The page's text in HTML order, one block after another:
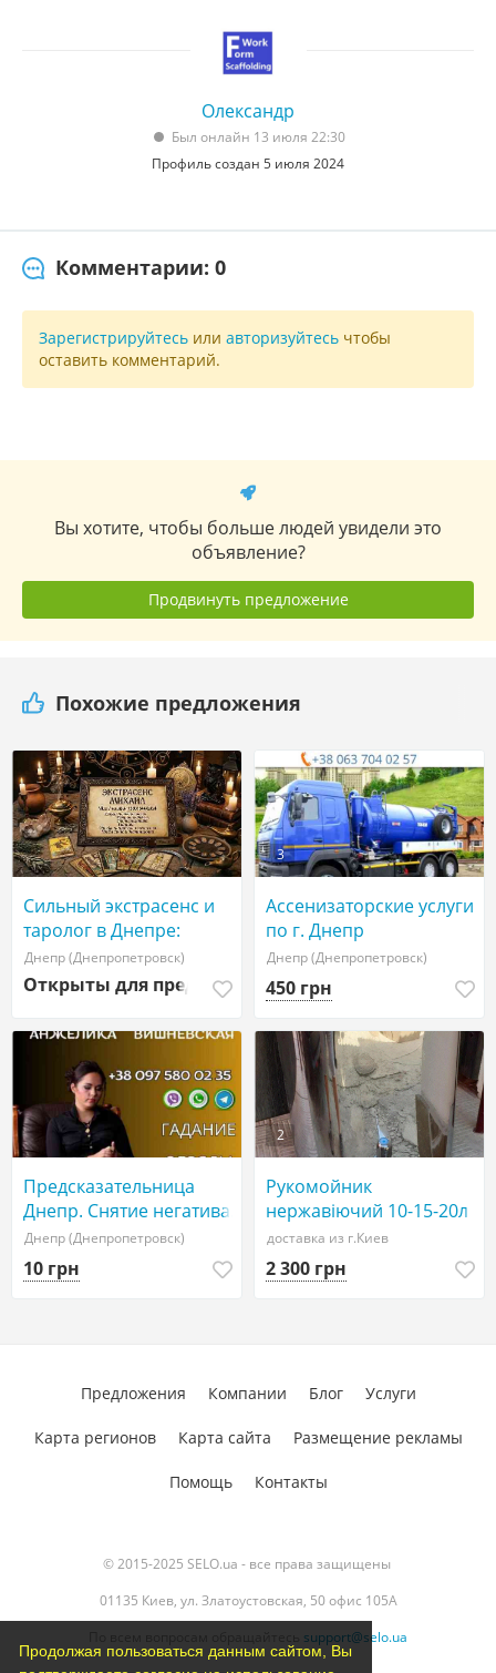
Продолжая пользоваться данным сайтом, Вы
Олександр
Был онлайн 13 июля 22:30
Профиль создан 5 июля 2024
Комментарии: 0
Зарегистрируйтесь или авторизуйтесь чтобы
оставить комментарий.
Вы хотите, чтобы больше людей увидели это
объявление?
Продвинуть предложение
Похожие предложения
Сильный экстрасенс и
таролог в Днепре:
любовная магия, снятие
порчи, помощь в
сложной ситуации.
Днепр (Днепропетровск)
Открыты для предложений
3
Ассенизаторские услуги
по г. Днепр
Днепр (Днепропетровск)
450 грн
Предсказательница
Днепр. Снятие негатива.
Любовная магия.
Днепр (Днепропетровск)
10 грн
2
Рукомойник
нержавіючий 10-15-20л
доставка из г.Киев
2 300 грн
© 2015-2025 SELO.ua - все права защищены
01135 Киев, ул. Златоустовская, 50 офис 105А
support@selo.ua
Предложения Компании Блог Услуги
Карта регионов Карта сайта Размещение рекламы
Помощь Контакты